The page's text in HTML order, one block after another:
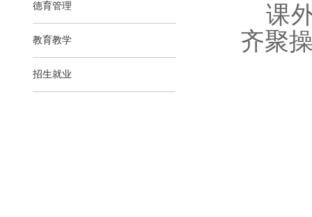
德育管理
教育教学
招生就业
课
齐聚